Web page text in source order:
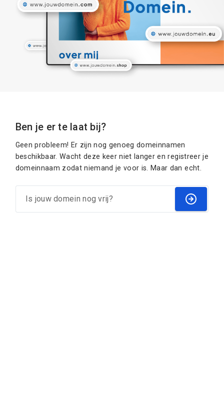
Ben je er te laat bij?
Geen probleem! Er zijn nog genoeg domeinnamen
beschikbaar. Wacht deze keer niet langer en registreer je
domeinnaam zodat niemand je voor is. Maar dan echt.